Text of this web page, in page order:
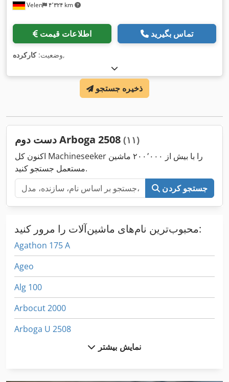
Velen ۴٬۳۲۴ km
اطلاعات قیمت تماس بگیرید
وضعیت:کارکرده ,
ذخیره جستجو
دست دوم Arboga 2508 (۱۱)
اکنون کل Machineseeker را با بیش از ۲۰۰٬۰۰۰ ماشین
مستعمل جستجو کنید.
جستجو کردن
محبوب‌ترین نام‌های ماشین‌آلات را مرور کنید:
Agathon 175 A
Ageo
Alg 100
Arbocut 2000
Arboga U 2508
نمایش بیشتر